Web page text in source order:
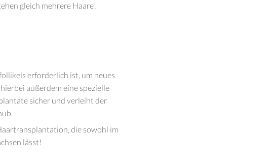
gleich mehrere Haare!
erforderlich ist, um neues
außerdem eine spezielle
sicher und verleiht der
die sowohl im
lässt!